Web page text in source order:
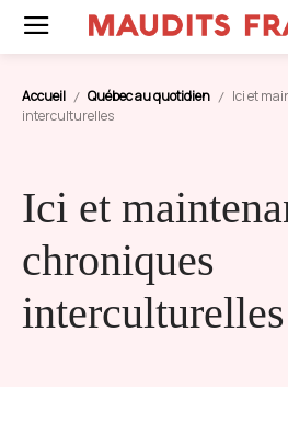
Accueil Québec au quotidien
Ici et
interculturelles
Ici et
chroniques
interculturelles